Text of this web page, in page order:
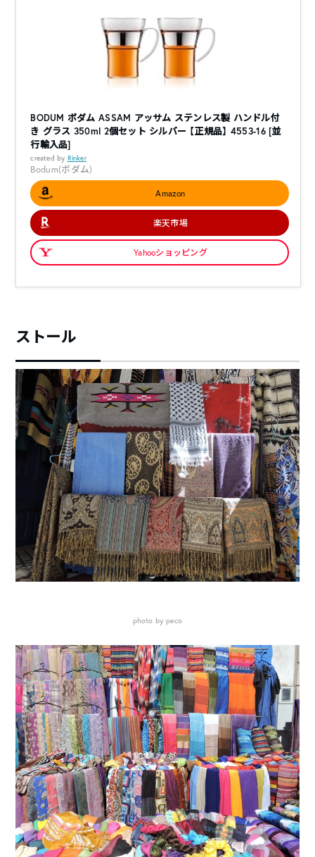
BODUM ボダム ASSAM アッサム ステンレス製 ハンドル付
き グラス 350ml 2個セット シルバー 【正規品】 4553-16 [並
行輸入品]
created by Rinker
Bodum(ボダム)
Amazon
楽天市場
Yahooショッピング
ストール
photo by peco